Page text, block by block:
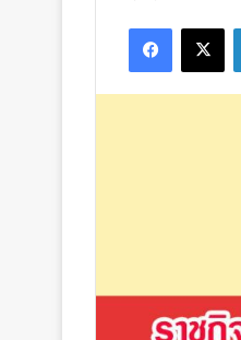
Facebook
X